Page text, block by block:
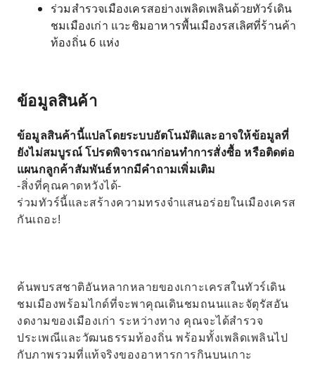
ร่วมสำรวจเมืองเครสอย่างเพลิดเพลินด้วยทัวร์เดิน
ชมเมืองเก่า แวะชิมอาหารพื้นเมืองรสเลิศที่ร้านค้า
ท้องถิ่น 6 แห่ง
ข้อมูลสินค้า
ข้อมูลสินค้านี้แปลโดยระบบอัตโนมัติและอาจให้ข้อมูลที่
ยังไม่สมบูรณ์ โปรดพิจารณาก่อนทำการสั่งซื้อ หรือติดต่อ
แผนกลูกค้าสัมพันธ์หากมีคำถามเพิ่มเติม
-สิ่งที่คุณคาดหวังได้-
ร่วมทัวร์นี้และสร้างความทรงจำแสนอร่อยในเมืองเครส
กันเถอะ!
ค้นพบรสชาติอันหลากหลายของเกาะเครสในทัวร์เดิน
ชมเมืองพร้อมไกด์ที่จะพาคุณเดินชมถนนและจัตุรัสอัน
งดงามของเมืองเก่า ระหว่างทาง คุณจะได้สำรวจ
ประเพณีและวัฒนธรรมท้องถิ่น พร้อมทั้งเพลิดเพลินไป
กับภาพรวมที่แท้จริงของอาหารการกินบนเกาะ